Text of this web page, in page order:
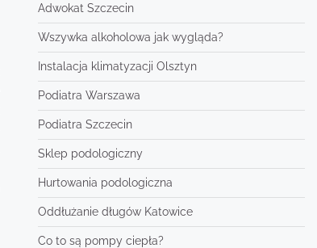
Adwokat Szczecin
Wszywka alkoholowa jak wygląda?
Instalacja klimatyzacji Olsztyn
Podiatra Warszawa
Podiatra Szczecin
Sklep podologiczny
Hurtowania podologiczna
Oddłużanie długów Katowice
Co to są pompy ciepła?